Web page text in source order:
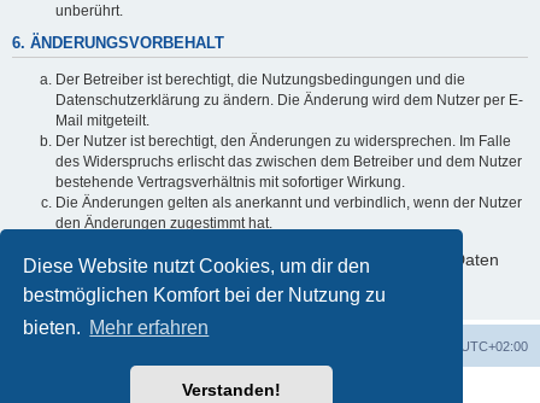
Diese Website nutzt Cookies, um dir den
bestmöglichen Komfort bei der Nutzung zu
bieten. Mehr erfahren
Verstanden!
unberührt.
6. ÄNDERUNGSVORBEHALT
Der Betreiber ist berechtigt, die Nutzungsbedingungen und die
Datenschutzerklärung zu ändern. Die Änderung wird dem Nutzer per E-
Mail mitgeteilt.
Der Nutzer ist berechtigt, den Änderungen zu widersprechen. Im Falle
des Widerspruchs erlischt das zwischen dem Betreiber und dem Nutzer
bestehende Vertragsverhältnis mit sofortiger Wirkung.
Die Änderungen gelten als anerkannt und verbindlich, wenn der Nutzer
den Änderungen zugestimmt hat.
Informationen über den Umgang mit deinen persönlichen Daten
sind in der Datenschutzerklärung enthalten.
UTC+02:00
Powered byphpBB® Forum Software © phpBB Limited